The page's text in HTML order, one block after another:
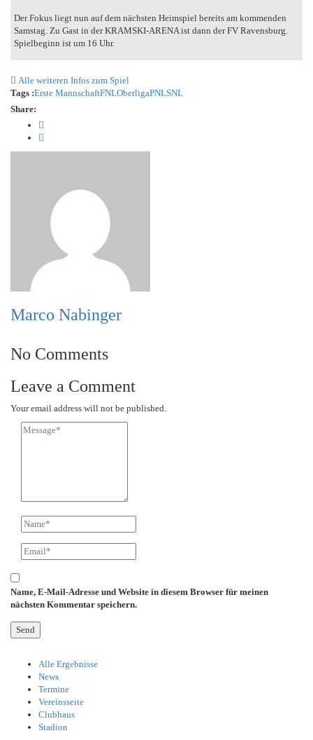
Der Fokus liegt nun auf dem nächsten Heimspiel bereits am kommenden
Samstag. Zu Gast in der KRAMSKI-ARENA ist dann der FV Ravensburg.
Spielbeginn ist um 16 Uhr.
Alle weiteren Infos zum Spiel
Tags :Erste MannschaftFNLOberligaPNLSNL
Share:
Marco Nabinger
No Comments
Leave a Comment
Your email address will not be published.
Name, E-Mail-Adresse und Website in diesem Browser für meinen
nächsten Kommentar speichern.
Alle Ergebnisse
News
Termine
Vereinsseite
Clubhaus
Stadion